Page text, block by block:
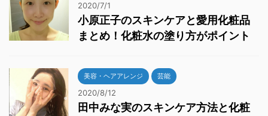
2020/7/1
小原正子のスキンケアと愛用化粧品
まとめ！化粧水の塗り方がポイント
美容・ヘアアレンジ 芸能
2020/8/12
田中みな実のスキンケア方法と化粧